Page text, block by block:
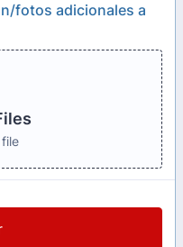
fotos adicionales a